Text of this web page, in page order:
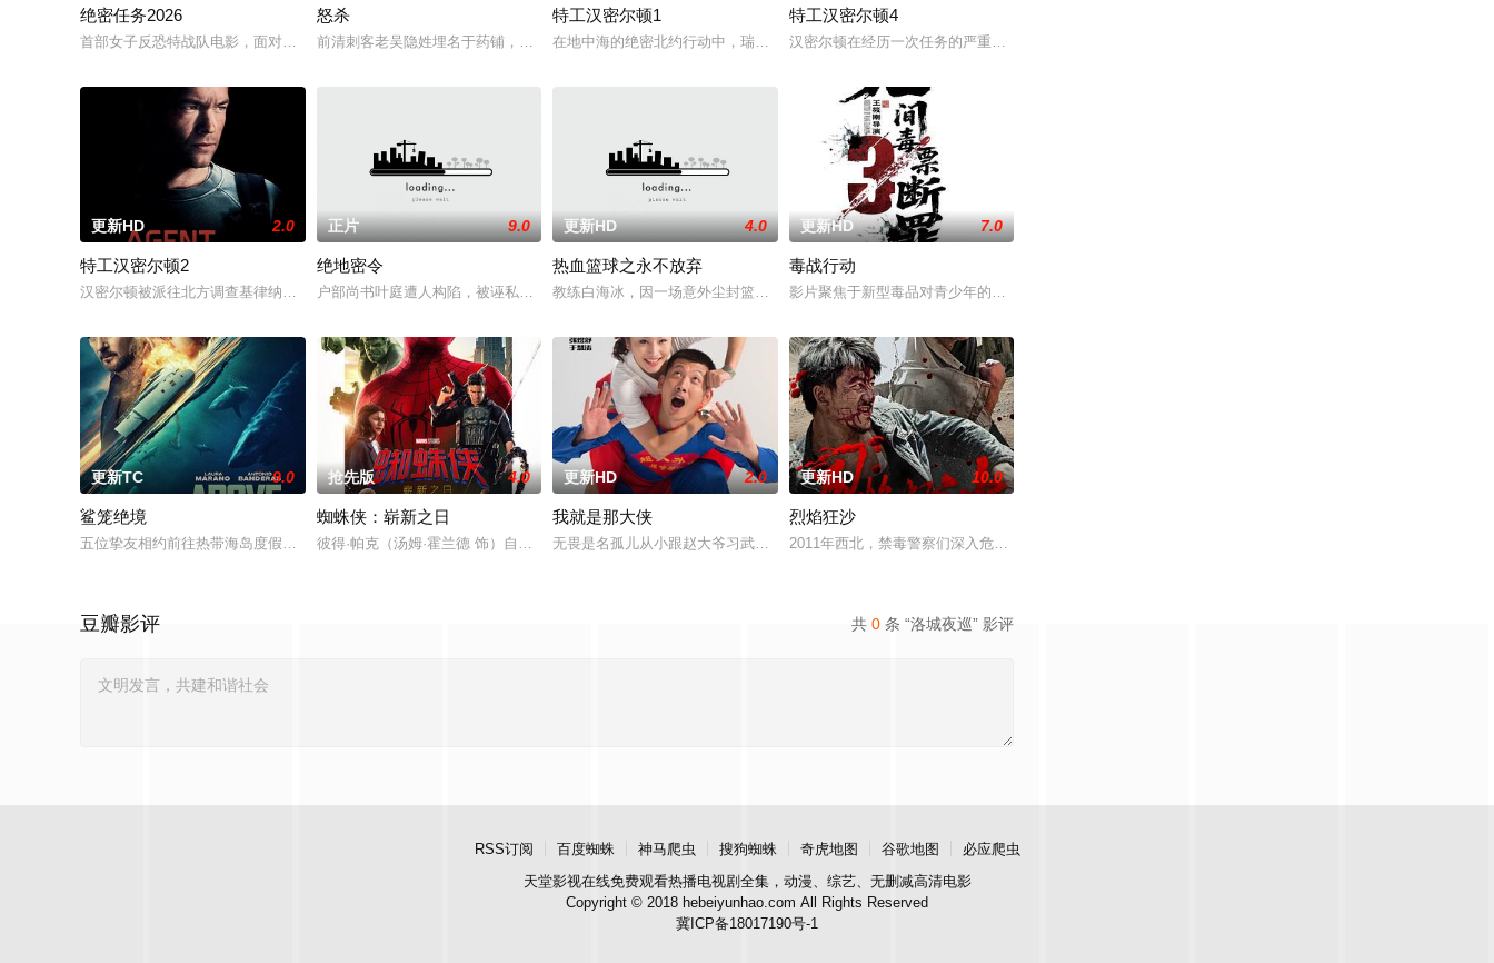
绝密任务2026
首部女子反恐特战队电影，面对恐怖主义恶势力，“最飒女子反恐特战队”临危受命，精英队长陈梓静（于文文 饰）率队员金凤（卢靖姗 饰）、齐燕（蒋璐霞 饰）、宁宝儿（屈菁菁 饰）等全队出击，“绝密任务”限时12小时
怒杀
前清刺客老吴隐姓埋名于药铺，却为守护单亲母女小茜和依依，被迫出手击杀黑帮一伙而暴露身份。幕后黑手向爷派杀手左轮抓住母女二人要挟并引出老吴。老吴救人不及受伤被捕，
特工汉密尔顿1
在地中海的绝密北约行动中，瑞典攻击潜水员遇害。汉密尔顿，受害者的老友，前往法国土伦军事基地展开调查。他与克里斯汀伪装身份，深入
特工汉密尔顿4
汉密尔顿在经历一次任务的严重后果后，陷入了自我毁灭的状态。然而，他被说服去执行他最擅长的任务
更新HD 2.0
特工汉密尔顿2
汉密尔顿被派往北方调查基律纳太空项目的间谍行为，同时发现有人从瑞典窃取秘密武器材料。他被调至布鲁塞尔担任国防部长保镖，而叛乱分子计划在欧盟峰会期间进行暴力行动。
正片 9.0
绝地密令
户部尚书叶庭遭人构陷，被诬私贪国库银两，身陷囹圄在即，叶庭急召其子叶护相见。叶护心知父亲蒙冤，却无力翻案，只得冒险护送父亲逃亡。途中一行人遭都尉率人追杀，为保父
更新HD 4.0
热血篮球之永不放弃
教练白海冰，因一场意外尘封篮球梦。为完成病危师兄的嘱托，他接手一支被嘲为“无胜利队”的业余球队。当一群问题少年遇上背负阴影的教练
更新HD 7.0
毒战行动
影片聚焦于新型毒品对青少年的危害，对社会秩序的破坏为主题，旨在通过电影让观众意识到毒品的可怕，
更新TC 9.0
鲨笼绝境
五位挚友相约前往热带海岛度假，计划在碧蓝海域中体验刺激的鲨鱼笼潜水，同时享受奢靡的派对狂欢。然而他们浑然不知，这趟旅程不过是一场精心布局的犯罪幌子，幕后主谋正是行事冷酷、算无遗策的危险人物“伯恩
抢先版 4.0
蜘蛛侠：崭新之日
彼得·帕克（汤姆·霍兰德 饰）自愿让全世界遗忘自己，转眼已是四年。失去挚友、挚爱与亲人的陪伴，他独自重返街头，以全职蜘蛛侠的身份坚守使命，守护整座城市。然而，日益沉
更新HD 2.0
我就是那大侠
无畏是名孤儿从小跟赵大爷习武收废品，做事一根筋的他总被误解。在经历一次重大事件后，被迫加入保健品公司，实现了自我价值体验到社会存
更新HD 10.0
烈焰狂沙
2011年西北，禁毒警察们深入危险境地，与毒贩展开了一场惊心动魄的较量。三年后，杨天追查战友马超遇
共 0 条 “洛城夜巡” 影评
豆瓣影评
RSS订阅 百度蜘蛛 神马爬虫 搜狗蜘蛛 奇虎地图 谷歌地图
必应爬虫
天堂影视在线免费观看热播电视剧全集，动漫、综艺、无删减高清电影
Copyright © 2018 hebeiyunhao.com All Rights Reserved
冀ICP备18017190号-1